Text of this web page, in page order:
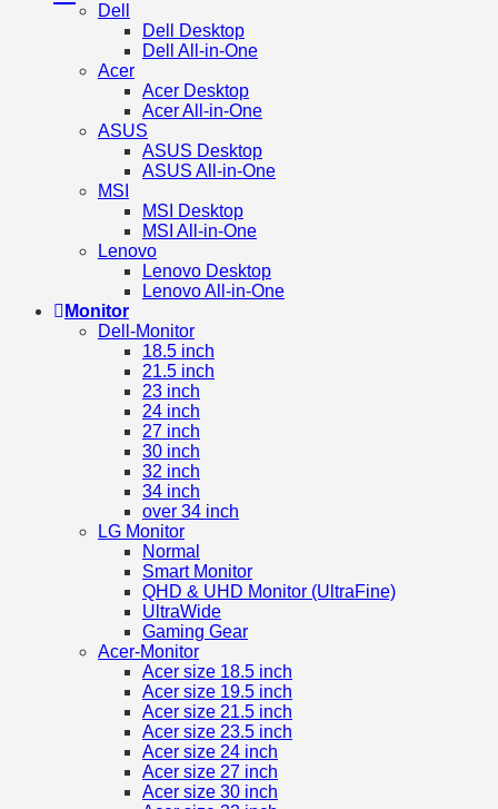
Dell
Dell Desktop
Dell All-in-One
Acer
Acer Desktop
Acer All-in-One
ASUS
ASUS Desktop
ASUS All-in-One
MSI
MSI Desktop
MSI All-in-One
Lenovo
Lenovo Desktop
Lenovo All-in-One
Monitor
Dell-Monitor
18.5 inch
21.5 inch
23 inch
24 inch
27 inch
30 inch
32 inch
34 inch
over 34 inch
LG Monitor
Normal
Smart Monitor
QHD & UHD Monitor (UltraFine)
UltraWide
Gaming Gear
Acer-Monitor
Acer size 18.5 inch
Acer size 19.5 inch
Acer size 21.5 inch
Acer size 23.5 inch
Acer size 24 inch
Acer size 27 inch
Acer size 30 inch